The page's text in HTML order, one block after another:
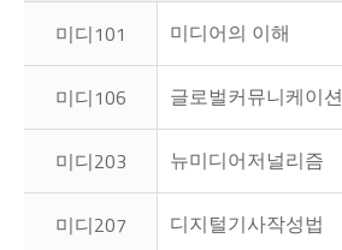
미디101 미디어의 이해
미디106 글로벌커뮤니케이션
미디203 뉴미디어저널리즘
미디207 디지털기사작성법